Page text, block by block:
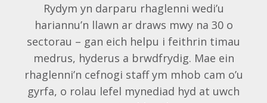
Rydym yn darparu rhaglenni wedi’u
hariannu’n llawn ar draws mwy na 30 o
sectorau – gan eich helpu i feithrin timau
medrus, hyderus a brwdfrydig. Mae ein
rhaglenni’n cefnogi staff ym mhob cam o’u
gyrfa, o rolau lefel mynediad hyd at uwch